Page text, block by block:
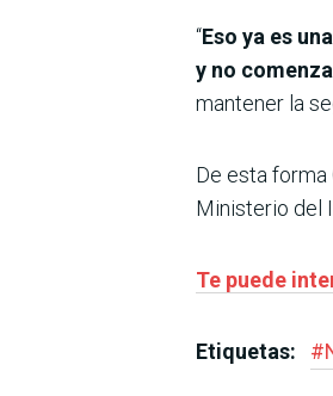
“Eso ya es
y no
mantener la
De esta
Ministerio del
Te puede
Etiquetas: #